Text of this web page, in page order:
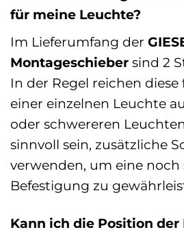
für meine Leuchte?
Im Lieferumfang der
Montageschieber sind 2
In der Regel reichen
einer einzelnen Leuchte
oder schwereren
sinnvoll sein, zusätzliche
verwenden, um eine noch
Befestigung zu
Kann ich die Position der